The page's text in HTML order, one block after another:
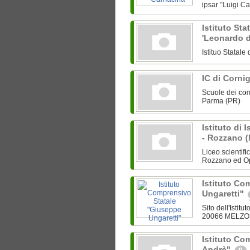
ipsar "Luigi
Istituto
'Leonardo
Istituo Statale
IC di
Scuole dei
Parma (PR)
Istituto di
- Rozzano
Liceo
Rozzano ed
Istituto
Ungaretti"
Sito
20066
Istituto